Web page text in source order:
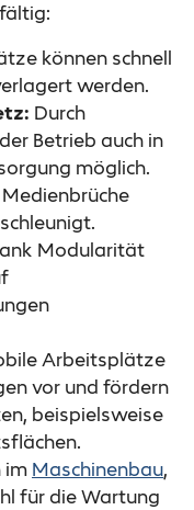
können schnell
werden.
Durch
Betrieb auch in
möglich.
Medienbrüche
Modularität
Arbeitsplätze
vor und fördern
beispielsweise
im Maschinenbau,
für die Wartung